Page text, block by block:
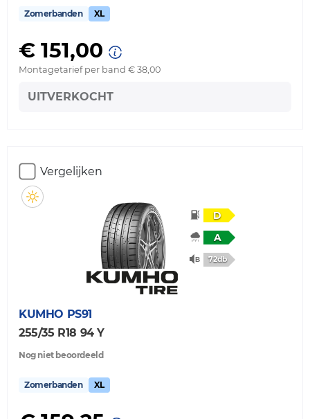
Zomerbanden XL
€ 151,00
Montagetarief per band € 38,00
UITVERKOCHT
Vergelijken
D
A
72db
KUMHO PS91
255/35 R18 94 Y
Nog niet beoordeeld
Zomerbanden XL